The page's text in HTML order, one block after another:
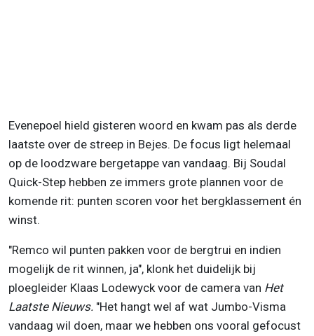
Evenepoel hield gisteren woord en kwam pas als derde
laatste over de streep in Bejes. De focus ligt helemaal
op de loodzware bergetappe van vandaag. Bij Soudal
Quick-Step hebben ze immers grote plannen voor de
komende rit: punten scoren voor het bergklassement én
winst.
"Remco wil punten pakken voor de bergtrui en indien
mogelijk de rit winnen, ja", klonk het duidelijk bij
ploegleider Klaas Lodewyck voor de camera van Het
Laatste Nieuws. "Het hangt wel af wat Jumbo-Visma
vandaag wil doen, maar we hebben ons vooral gefocust